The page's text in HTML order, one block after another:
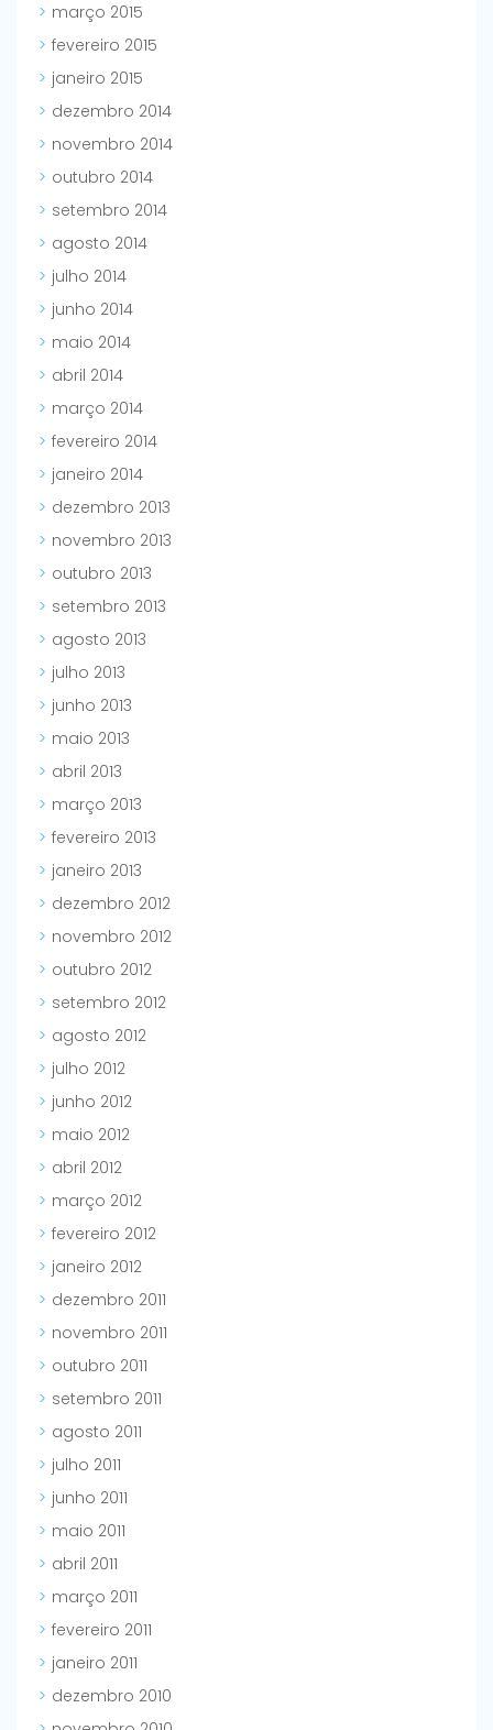
março 2015
fevereiro 2015
janeiro 2015
dezembro 2014
novembro 2014
outubro 2014
setembro 2014
agosto 2014
julho 2014
junho 2014
maio 2014
abril 2014
março 2014
fevereiro 2014
janeiro 2014
dezembro 2013
novembro 2013
outubro 2013
setembro 2013
agosto 2013
julho 2013
junho 2013
maio 2013
abril 2013
março 2013
fevereiro 2013
janeiro 2013
dezembro 2012
novembro 2012
outubro 2012
setembro 2012
agosto 2012
julho 2012
junho 2012
maio 2012
abril 2012
março 2012
fevereiro 2012
janeiro 2012
dezembro 2011
novembro 2011
outubro 2011
setembro 2011
agosto 2011
julho 2011
junho 2011
maio 2011
abril 2011
março 2011
fevereiro 2011
janeiro 2011
dezembro 2010